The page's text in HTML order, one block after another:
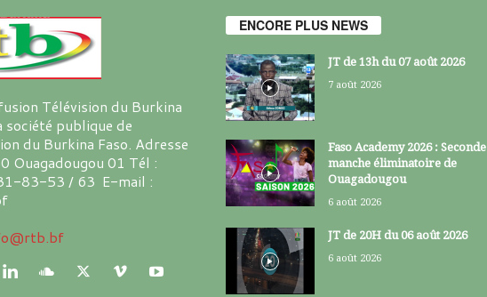
Télévision du Burkina
société publique de
du Burkina Faso. Adresse
Ouagadougou 01 Tél :
83-53 / 63 E-mail :
ENCORE PLUS NEWS
JT de 13h du 07 août 2026
7 août 2026
Faso Academy 2026 : Seconde
manche éliminatoire de
Ouagadougou
6 août 2026
JT de 20H du 06 août 2026
6 août 2026